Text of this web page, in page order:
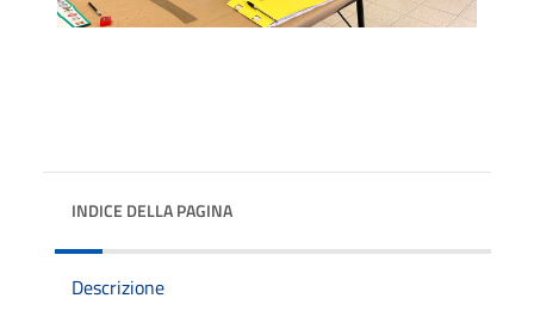
INDICE DELLA PAGINA
Descrizione